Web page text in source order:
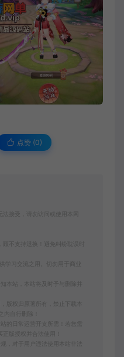
点赞 (0)
法接受，请勿访问或使用本网
不支持退换！避免纠纷耽误时
学习交流之用。切勿用于商业
本站，本站将及时予与删除并
版权归原著所有，禁止下载本
内自行删除！
的日常运营开支所需！若您需
版授权并合法使用！
，对于用户违法使用本站非法